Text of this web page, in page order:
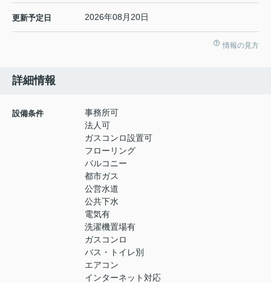
更新予定日 2026年08月20日
情報の見方
詳細情報
設備条件
事務所可
法人可
ガスコンロ設置可
フローリング
バルコニー
都市ガス
公営水道
公共下水
電気有
洗濯機置場有
ガスコンロ
バス・トイレ別
エアコン
インターネット対応